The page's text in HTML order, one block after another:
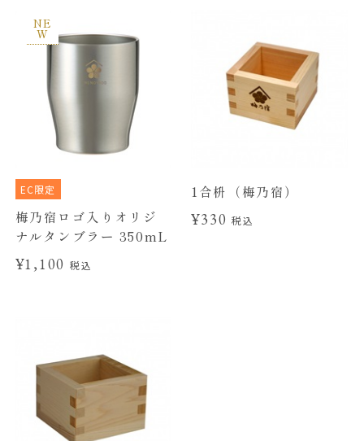
NE
W
EC限定
梅乃宿ロゴ入りオリジ
ナルタンブラー 350mL
¥1,100税込
1合枡（梅乃宿）
¥330税込